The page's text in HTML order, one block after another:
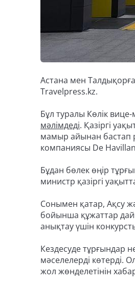
Астана мен
Travelpress.kz.
Бұл туралы Көлік
мәлімдеді. Қазіргі
мамыр айынан бастап
компаниясы De
Бұдан бөлек өңір
министр қазіргі
Сонымен қатар, Ақсу
бойынша құжаттар
анықтау үшін
Кездесуде тұрғындар
мәселелерді көтерді.
жол жөнделетінін